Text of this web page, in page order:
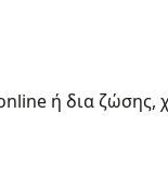
ή δια ζώσης,